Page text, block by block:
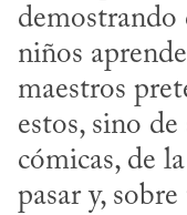
demostrando
niños
maestros
estos, sino
cómicas, de
pasar y,